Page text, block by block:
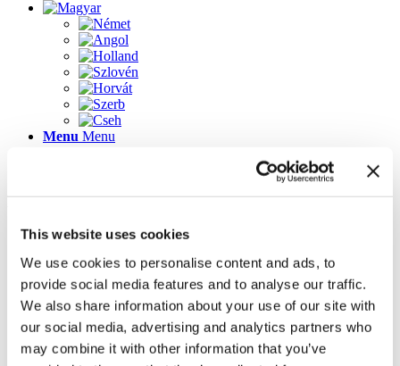
This website uses cookies
We use cookies to personalise content and ads, to
provide social media features and to analyse our traffic.
We also share information about your use of our site with
our social media, advertising and analytics partners who
may combine it with other information that you’ve
Menu Menu
Lapok
2023-as újdonságok
Az üdvözlőképernyő újdonságai
Galéria
Impressum
Inspirálódjon könnyedén! 3D tervező ügyféltanácsadó
szoftver
Kapcsolat